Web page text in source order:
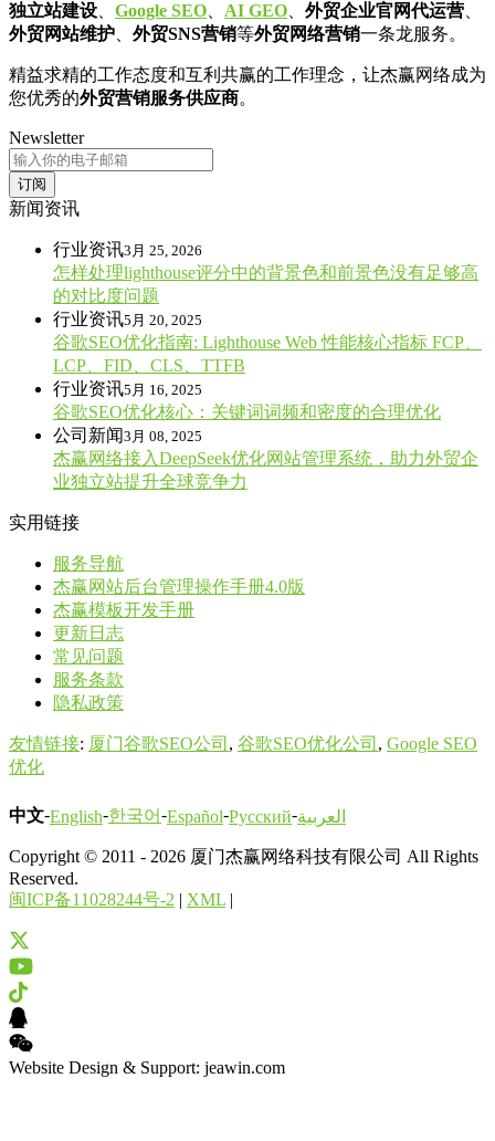
独立站建设
Google SEO AI GEO 外贸企业官网代运营
外贸网站维护
外贸SNS营销等外贸网络营销一条龙服务。
精益求精的工作态度和互利共赢的工作理念，让杰赢网络成为
您优秀的外贸营销服务供应商。
Newsletter
订阅
新闻资讯
行业资讯3月 25, 2026
怎样处理lighthouse评分中的背景色和前景色没有足够高
的对比度问题
行业资讯5月 20, 2025
谷歌SEO优化指南: Lighthouse Web 性能核心指标 FCP、
LCP、FID、CLS、TTFB
行业资讯5月 16, 2025
谷歌SEO优化核心：关键词词频和密度的合理优化
公司新闻3月 08, 2025
杰赢网络接入DeepSeek优化网站管理系统，助力外贸企
业独立站提升全球竞争力
实用链接
服务导航
杰赢网站后台管理操作手册4.0版
杰赢模板开发手册
更新日志
常见问题
服务条款
隐私政策
友情链接: 厦门谷歌SEO公司 , 谷歌SEO优化公司 , Google SEO
优化
中文-English-한국어-Español-Русский-العربية
Copyright © 2011 - 2026 厦门杰赢网络科技有限公司 All Rights
Reserved.
闽ICP备11028244号-2 | XML |
Website Design & Support: jeawin.com